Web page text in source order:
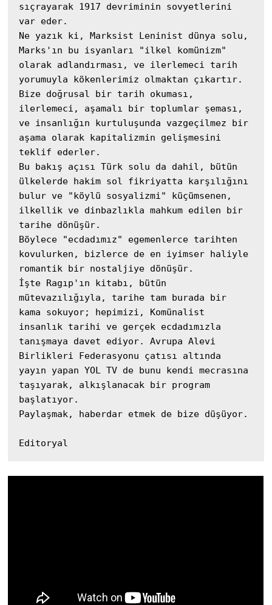
sıçrayarak 1917 devriminin sovyetlerini
var eder.
Ne yazık ki, Marksist Leninist dünya solu,
Marks'ın bu isyanları "ilkel komünizm"
olarak adlandırması, ve ilerlemeci tarih
yorumuyla kökenlerimiz olmaktan çıkartır.
Bize doğrusal bir tarih okuması,
ilerlemeci, aşamalı bir toplumlar şeması,
ve insanlığın kurtuluşunda vazgeçilmez bir
aşama olarak kapitalizmin gelişmesini
teklif ederler.
Bu bakış açısı Türk solu da dahil, bütün
ülkelerde hakim sol fikriyatta karşılığını
bulur ve "köylü sosyalizmi" küçümsenen,
ilkellik ve dinbazlıkla mahkum edilen bir
tarihe dönüşür.
Böylece "ecdadımız" egemenlerce tarihten
kovulurken, bizlerce de en iyimser haliyle
romantik bir nostaljiye dönüşür.
İşte Ragıp'ın kitabı, bütün
mütevazılığıyla, tarihe tam burada bir
kama sokuyor; hepimizi, Komünalist
insanlık tarihi ve gerçek ecdadımızla
tanışmaya davet ediyor. Avrupa Alevi
Birlikleri Federasyonu çatısı altında
yayın yapan YOL TV de bunu kendi mecrasına
taşıyarak, alkışlanacak bir program
başlatıyor.
Paylaşmak, haberdar etmek de bize düşüyor.